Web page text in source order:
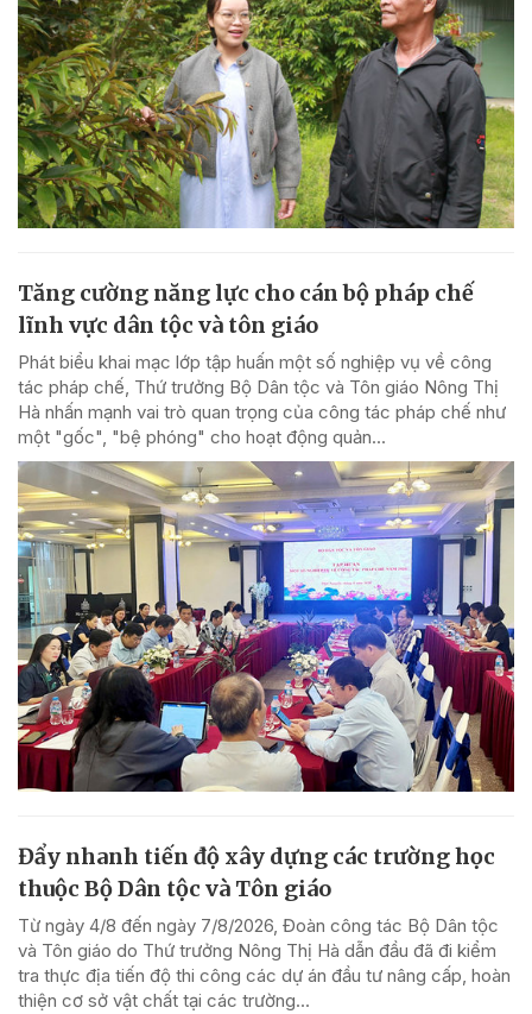
Tăng cường năng lực cho cán bộ pháp chế
lĩnh vực dân tộc và tôn giáo
Phát biểu khai mạc lớp tập huấn một số nghiệp vụ về công
tác pháp chế, Thứ trưởng Bộ Dân tộc và Tôn giáo Nông Thị
Hà nhấn mạnh vai trò quan trọng của công tác pháp chế như
một "gốc", "bệ phóng" cho hoạt động quản...
Đẩy nhanh tiến độ xây dựng các trường học
thuộc Bộ Dân tộc và Tôn giáo
Từ ngày 4/8 đến ngày 7/8/2026, Đoàn công tác Bộ Dân tộc
và Tôn giáo do Thứ trưởng Nông Thị Hà dẫn đầu đã đi kiểm
tra thực địa tiến độ thi công các dự án đầu tư nâng cấp, hoàn
thiện cơ sở vật chất tại các trường...